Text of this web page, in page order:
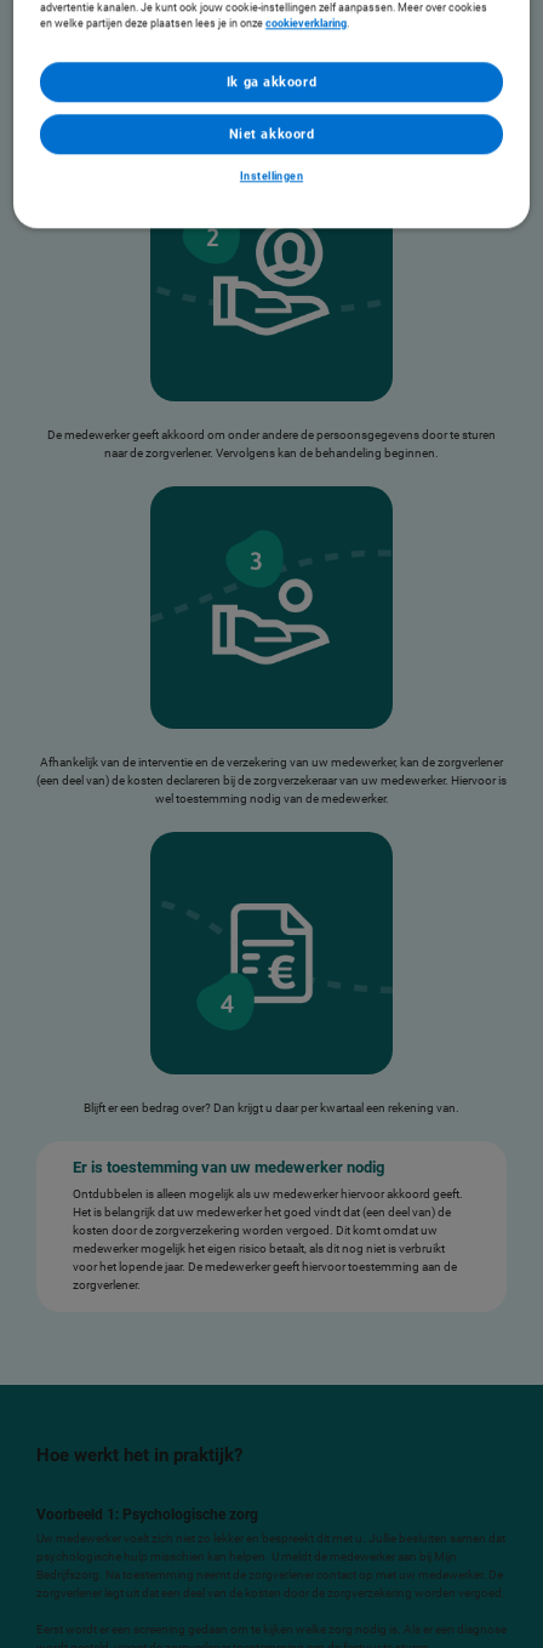
U vraagt een interventie aan voor een medewerker.
De medewerker geeft akkoord om onder andere de persoonsgegevens door te sturen
naar de zorgverlener. Vervolgens kan de behandeling beginnen.
Afhankelijk van de interventie en de verzekering van uw medewerker, kan de zorgverlener
(een deel van) de kosten declareren bij de zorgverzekeraar van uw medewerker. Hiervoor is
wel toestemming nodig van de medewerker.
Blijft er een bedrag over? Dan krijgt u daar per kwartaal een rekening van.
Er is toestemming van uw medewerker nodig
Ontdubbelen is alleen mogelijk als uw medewerker hiervoor akkoord geeft.
Het is belangrijk dat uw medewerker het goed vindt dat (een deel van) de
kosten door de zorgverzekering worden vergoed. Dit komt omdat uw
medewerker mogelijk het eigen risico betaalt, als dit nog niet is verbruikt
voor het lopende jaar. De medewerker geeft hiervoor toestemming aan de
zorgverlener.
Hoe werkt het in praktijk?
Voorbeeld 1: Psychologische zorg
Uw medewerker voelt zich niet zo lekker en bespreekt dit met u. Jullie besluiten samen dat
psychologische hulp misschien kan helpen. U meldt de medewerker aan bij Mijn
Bedrijfszorg. Na toestemming neemt de zorgverlener contact op met uw medewerker. De
zorgverlener legt uit dat een deel van de kosten door de zorgverzekering worden vergoed.
Eerst wordt er een screening gedaan om te kijken welke zorg nodig is. Als er een diagnose
advertentie kanalen. Je kunt ook jouw cookie-instellingen zelf aanpassen. Meer over cookies
en welke partijen deze plaatsen lees je in onzecookieverklaring.
Instellingen
Niet akkoord
Ik ga akkoord